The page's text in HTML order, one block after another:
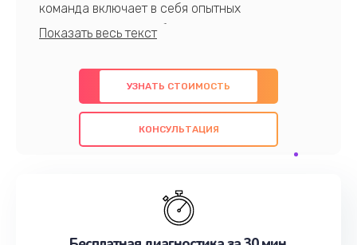
команда включает в себя опытных
профессионалов с обширными знаниями и
предлагаем быстрый и качественный ремонт с
использованием оригинальных компонентов, а
также гарантируем качество всех
проведенных работ. Наша цель - предоставить
наилучшим образом. Не медлите записаться на
УЗНАТЬ СТОИМОСТЬ
КОНСУЛЬТАЦИЯ